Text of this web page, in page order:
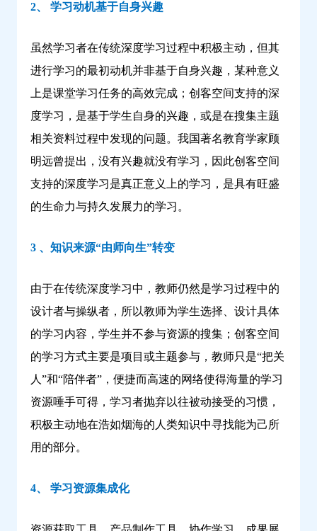
2、 学习动机基于自身兴趣
虽然学习者在传统深度学习过程中积极主动，但其
进行学习的最初动机并非基于自身兴趣，某种意义
上是课堂学习任务的高效完成；创客空间支持的深
度学习，是基于学生自身的兴趣，或是在搜集主题
相关资料过程中发现的问题。我国著名教育学家顾
明远曾提出，没有兴趣就没有学习，因此创客空间
支持的深度学习是真正意义上的学习，是具有旺盛
的生命力与持久发展力的学习。
3 、知识来源“由师向生”转变
由于在传统深度学习中，教师仍然是学习过程中的
设计者与操纵者，所以教师为学生选择、设计具体
的学习内容，学生并不参与资源的搜集；创客空间
的学习方式主要是项目或主题参与，教师只是“把关
人”和“陪伴者”，便捷而高速的网络使得海量的学习
资源唾手可得，学习者抛弃以往被动接受的习惯，
积极主动地在浩如烟海的人类知识中寻找能为己所
用的部分。
4、 学习资源集成化